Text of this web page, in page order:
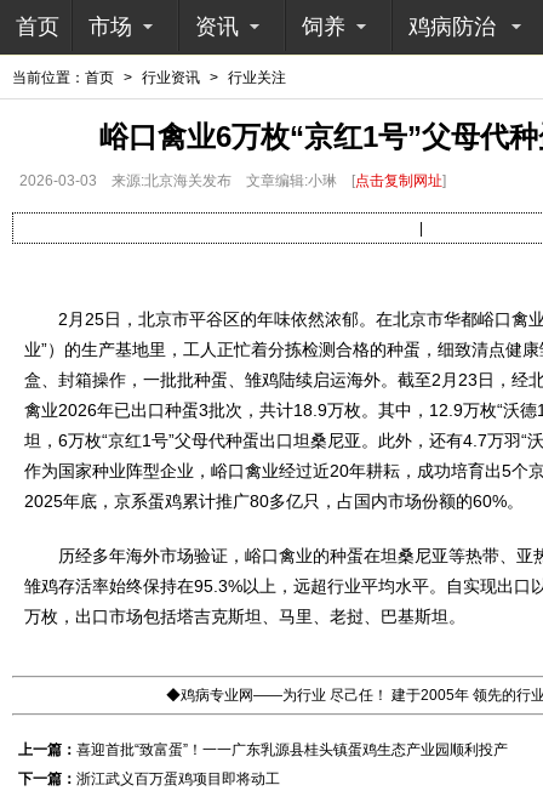
首页 市场 资讯 饲养 鸡病防治
当前位置： 首页 > 行业资讯 > 行业关注
峪口禽业6万枚“京红1号”父母代
2026-03-03 来源:北京海关发布 文章编辑:小琳 [点击复制网址]
2月25日，北京市平谷区的年味依然浓郁。在北京市华都峪口禽
业”）的生产基地里，工人正忙着分拣检测合格的种蛋，细致清点健
盒、封箱操作，一批批种蛋、雏鸡陆续启运海外。截至2月23日，经
禽业2026年已出口种蛋3批次，共计18.9万枚。其中，12.9万枚“沃
坦，6万枚“京红1号”父母代种蛋出口坦桑尼亚。此外，还有4.7万羽“
作为国家种业阵型企业，峪口禽业经过近20年耕耘，成功培育出5个
2025年底，京系蛋鸡累计推广80多亿只，占国内市场份额的60%。
历经多年海外市场验证，峪口禽业的种蛋在坦桑尼亚等热带、亚
雏鸡存活率始终保持在95.3%以上，远超行业平均水平。自实现出口
万枚，出口市场包括塔吉克斯坦、马里、老挝、巴基斯坦。
◆鸡病专业网——为行业 尽己任！ 建于2005年 领先的行
上一篇： 喜迎首批“致富蛋”！一一广东乳源县桂头镇蛋鸡生态产业园顺利投产
下一篇： 浙江武义百万蛋鸡项目即将动工